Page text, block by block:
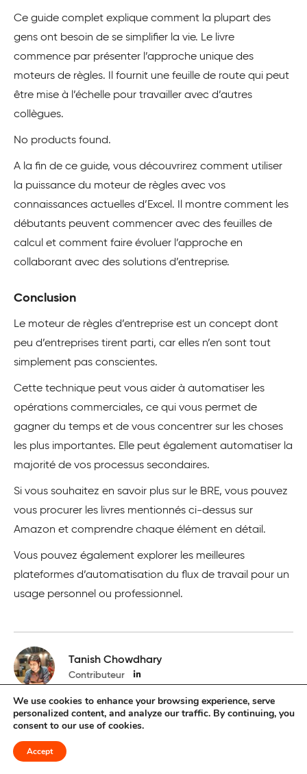
Ce guide complet explique comment la plupart des
gens ont besoin de se simplifier la vie. Le livre
commence par présenter l’approche unique des
moteurs de règles. Il fournit une feuille de route qui peut
être mise à l’échelle pour travailler avec d’autres
collègues.
No products found.
A la fin de ce guide, vous découvrirez comment utiliser
la puissance du moteur de règles avec vos
connaissances actuelles d’Excel. Il montre comment les
débutants peuvent commencer avec des feuilles de
calcul et comment faire évoluer l’approche en
collaborant avec des solutions d’entreprise.
Conclusion
Le moteur de règles d’entreprise est un concept dont
peu d’entreprises tirent parti, car elles n’en sont tout
simplement pas conscientes.
Cette technique peut vous aider à automatiser les
opérations commerciales, ce qui vous permet de
gagner du temps et de vous concentrer sur les choses
les plus importantes. Elle peut également automatiser la
majorité de vos processus secondaires.
Si vous souhaitez en savoir plus sur le BRE, vous pouvez
vous procurer les livres mentionnés ci-dessus sur
Amazon et comprendre chaque élément en détail.
Vous pouvez également explorer les meilleures
plateformes d’automatisation du flux de travail pour un
usage personnel ou professionnel.
Tanish Chowdhary
Contributeur
Tanish est un passionné de marketing numérique et un
écrivain très créatif. Il fait des recherches, analyse et
écrit sur le marketing numérique depuis 4 ans. Avant
d’entrer dans le monde du marketing numérique, il était
We use cookies to enhance your browsing experience, serve
personalized content, and analyze our traffic. By continuing, you
consent to our use of cookies.
Accept